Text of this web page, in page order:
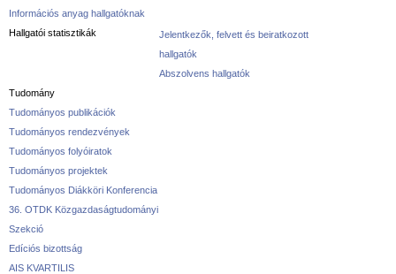
Információs anyag hallgatóknak
Hallgatói statisztikák
Jelentkezők, felvett és beiratkozott
hallgatók
Abszolvens hallgatók
Tudomány
Tudományos publikációk
Tudományos rendezvények
Tudományos folyóiratok
Tudományos projektek
Tudományos Diákköri Konferencia
36. OTDK Közgazdaságtudományi
Szekció
Edíciós bizottság
AIS KVARTILIS